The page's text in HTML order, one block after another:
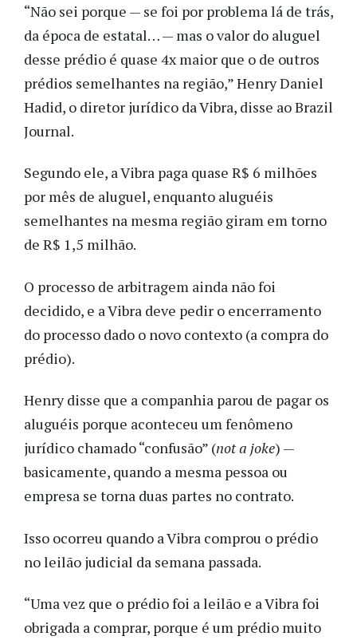
“Não sei porque — se foi por problema lá de trás,
da época de estatal… — mas o valor do aluguel
desse prédio é quase 4x maior que o de outros
prédios semelhantes na região,” Henry Daniel
Hadid, o diretor jurídico da Vibra, disse ao Brazil
Journal.
Segundo ele, a Vibra paga quase R$ 6 milhões
por mês de aluguel, enquanto aluguéis
semelhantes na mesma região giram em torno
de R$ 1,5 milhão.
O processo de arbitragem ainda não foi
decidido, e a Vibra deve pedir o encerramento
do processo dado o novo contexto (a compra do
prédio).
Henry disse que a companhia parou de pagar os
aluguéis porque aconteceu um fenômeno
jurídico chamado “confusão” (not a joke) —
basicamente, quando a mesma pessoa ou
empresa se torna duas partes no contrato.
Isso ocorreu quando a Vibra comprou o prédio
no leilão judicial da semana passada.
“Uma vez que o prédio foi a leilão e a Vibra foi
obrigada a comprar, porque é um prédio muito